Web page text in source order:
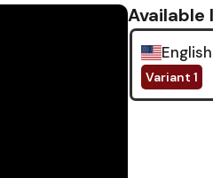
Available
English
Variant 1